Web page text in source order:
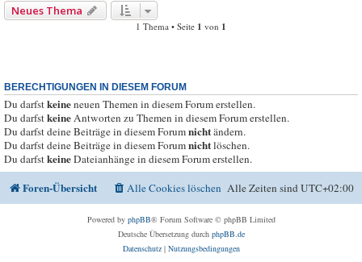
Neues Thema
1 Thema • Seite 1 von 1
BERECHTIGUNGEN IN DIESEM FORUM
Du darfstkeineneuen Themen in diesem Forum erstellen.
Du darfstkeineAntworten zu Themen in diesem Forum erstellen.
Du darfst deine Beiträge in diesem Forumnichtändern.
Du darfst deine Beiträge in diesem Forumnichtlöschen.
Du darfstkeineDateianhänge in diesem Forum erstellen.
Foren-Übersicht Alle Zeiten sindUTC+02:00
Alle Cookies löschen
Powered by phpBB® Forum Software © phpBB Limited
Deutsche Übersetzung durch phpBB.de
Datenschutz| Nutzungsbedingungen